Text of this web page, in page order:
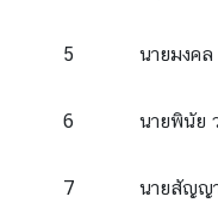
ง
ร
ท
5 นายมงค
6 นายพินัย
7 นายสัญญ